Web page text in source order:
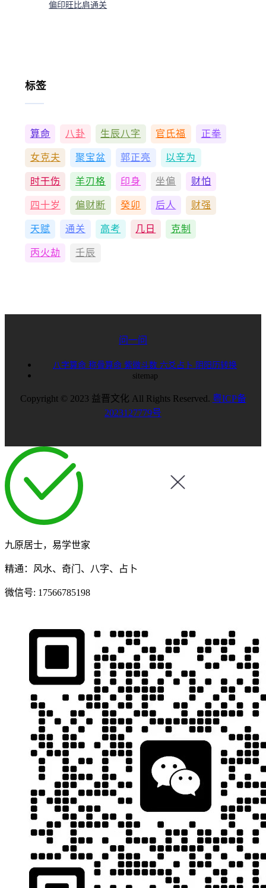
偏印旺比肩通关
标签
算命 八卦 生辰八字 官氏福 正拳
女克夫 聚宝盆 郭正亮 以辛为
时干伤 羊刃格 印身 坐偏 财怕
四十岁 偏财断 癸卯 后人 财强
天赋 通关 高考 几日 克制
丙火劫 壬辰
问一问
八字算命 称骨算命 紫微斗数 六爻占卜 阴阳历转换
sitemap
Copyright © 2023 益晋文化 All Rights Reserved. 粤ICP备
2023127779号
九原居士，易学世家
精通：风水、奇门、八字、占卜
微信号: 17566785198